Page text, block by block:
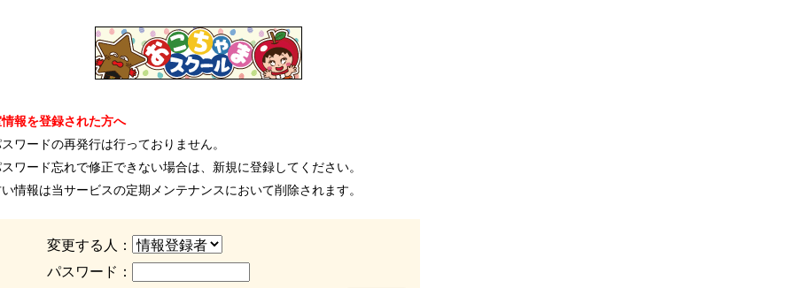
報を登録された方へ
スワードの再発行は行っておりません。
スワード忘れで修正できない場合は、新規に登録してください。
い情報は当サービスの定期メンテナンスにおいて削除されます。
変更する人：
パスワード：